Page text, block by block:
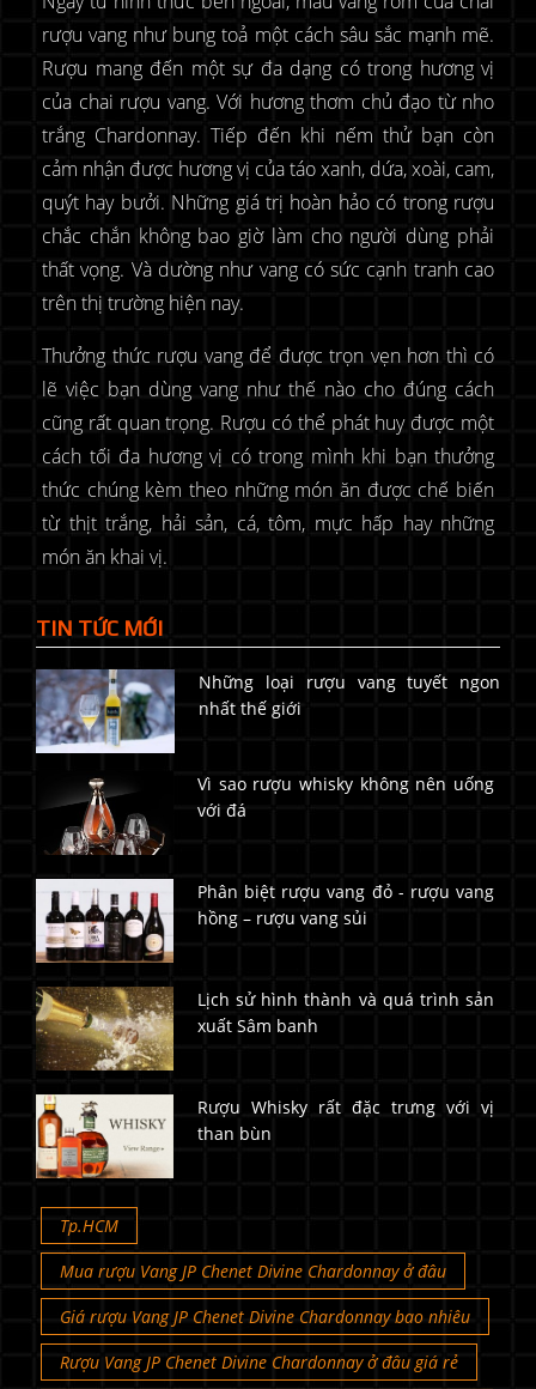
rượu vang như bung toả một cách sâu sắc mạnh mẽ.
Rượu mang đến một sự đa dạng có trong hương vị
của chai rượu vang. Với hương thơm chủ đạo từ nho
trắng Chardonnay. Tiếp đến khi nếm thử bạn còn
cảm nhận được hương vị của táo xanh, dứa, xoài, cam,
quýt hay bưởi. Những giá trị hoàn hảo có trong rượu
chắc chắn không bao giờ làm cho người dùng phải
thất vọng. Và dường như vang có sức cạnh tranh cao
trên thị trường hiện nay.
Thưởng thức rượu vang để được trọn vẹn hơn thì có
lẽ việc bạn dùng vang như thế nào cho đúng cách
cũng rất quan trọng. Rượu có thể phát huy được một
cách tối đa hương vị có trong mình khi bạn thưởng
thức chúng kèm theo những món ăn được chế biến
từ thịt trắng, hải sản, cá, tôm, mực hấp hay những
món ăn khai vị.
TIN TỨC MỚI
Những loại rượu vang tuyết ngon
nhất thế giới
Vì sao rượu whisky không nên uống
với đá
Phân biệt rượu vang đỏ - rượu vang
hồng – rượu vang sủi
Lịch sử hình thành và quá trình sản
xuất Sâm banh
Rượu Whisky rất đặc trưng với vị
than bùn
Tp.HCM
Mua rượu Vang JP Chenet Divine Chardonnay ở đâu
Giá rượu Vang JP Chenet Divine Chardonnay bao nhiêu
Rượu Vang JP Chenet Divine Chardonnay ở đâu giá rẻ